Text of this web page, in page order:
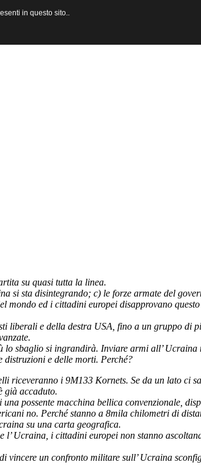
su quasi tutta la linea.
si sta disintegrando; c) le forze armate del
mondo ed i cittadini europei disapprovano
liberali e della destra USA, fino a un gruppo di
lo sbaglio si ingrandirà. Inviare armi all’ Ucraina
distruzioni e delle morti. Perché?
riceveranno i 9M133 Kornets. Se da un lato ci
già accaduto.
possente macchina bellica convenzionale,
no. Perché stanno a 8mila chilometri di
su una carta geografica.
l’ Ucraina, i cittadini europei non stanno
vincere un confronto militare sull’ Ucraina
in questo sito..